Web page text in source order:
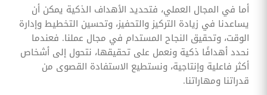
أما في المجال العملي، فتحديد الأهداف الذكية يمكن أن
يساعدنا في زيادة التركيز والتحفيز، وتحسين التخطيط وإدارة
الوقت، وتحقيق النجاح المستدام في مجال عملنا. فعندما
نحدد أهدافًا ذكية ونعمل على تحقيقها، نتحول إلى أشخاص
أكثر فاعلية وإنتاجية، ونستطيع الاستفادة القصوى من
قدراتنا ومهاراتنا.